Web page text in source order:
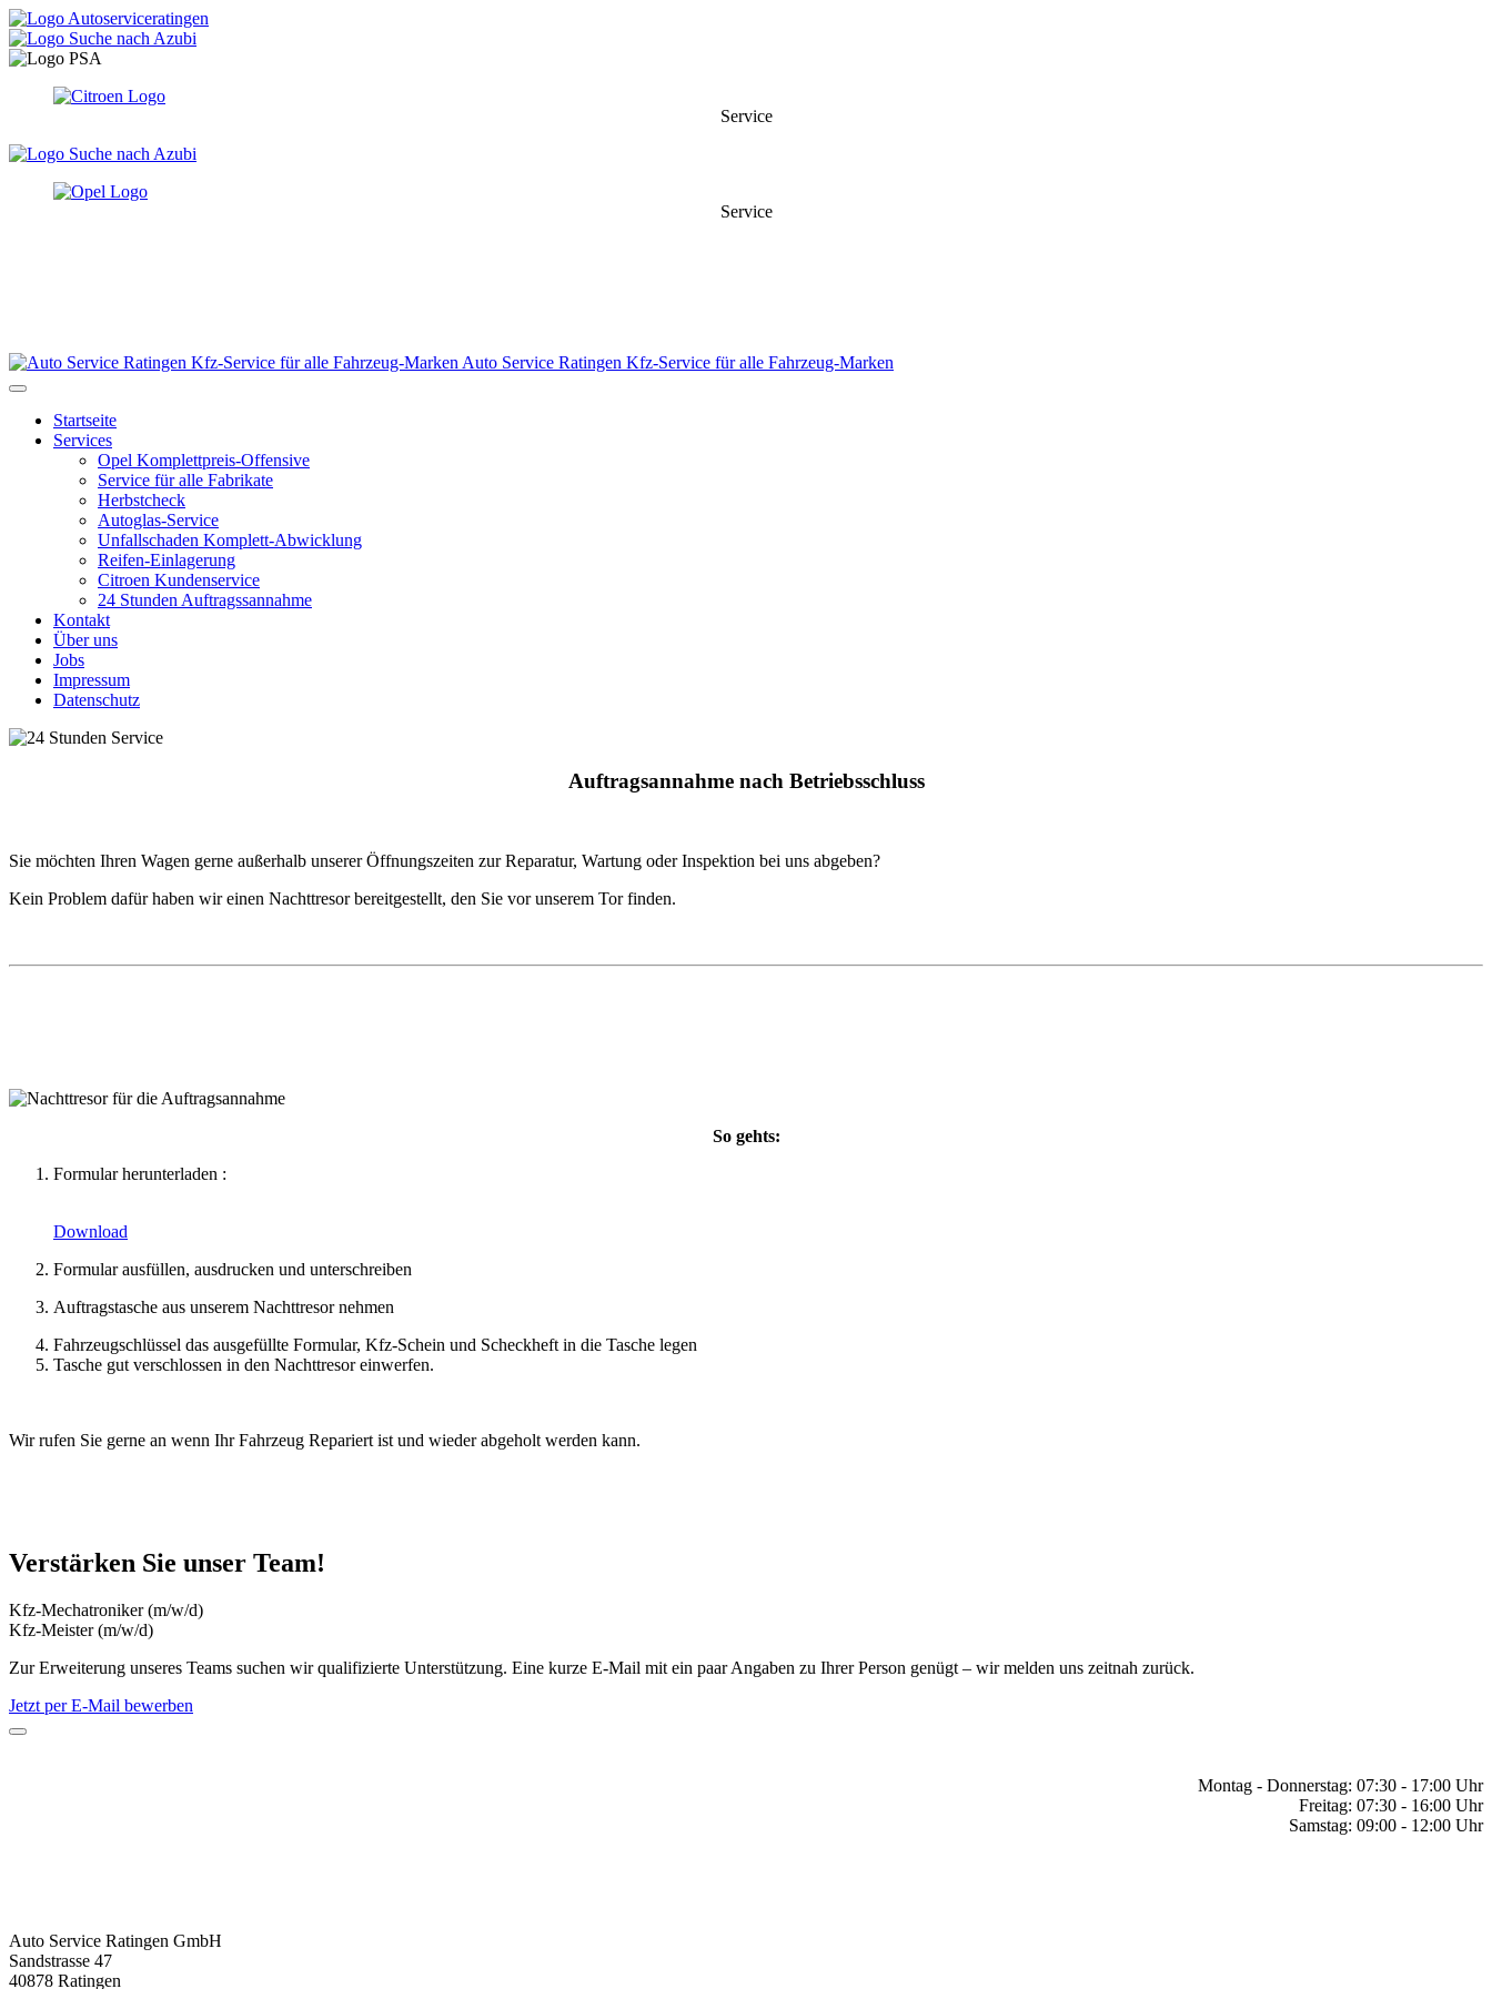
Service
Service
Auto Service Ratingen Kfz-Service für alle Fahrzeug-Marken
Startseite
Services
Opel Komplettpreis-Offensive
Service für alle Fabrikate
Herbstcheck
Autoglas-Service
Unfallschaden Komplett-Abwicklung
Reifen-Einlagerung
Citroen Kundenservice
24 Stunden Auftragssannahme
Kontakt
Über uns
Jobs
Impressum
Datenschutz
Auftragsannahme nach Betriebsschluss
Sie möchten Ihren Wagen gerne außerhalb unserer Öffnungszeiten zur Reparatur, Wartung oder Inspektion bei uns abgeben?
Kein Problem dafür haben wir einen Nachttresor bereitgestellt, den Sie vor unserem Tor finden.
So gehts:
Formular herunterladen :
Download
Formular ausfüllen, ausdrucken und unterschreiben
Auftragstasche aus unserem Nachttresor nehmen
Fahrzeugschlüssel das ausgefüllte Formular, Kfz-Schein und Scheckheft in die Tasche legen
Tasche gut verschlossen in den Nachttresor einwerfen.
Wir rufen Sie gerne an wenn Ihr Fahrzeug Repariert ist und wieder abgeholt werden kann.
Verstärken Sie unser Team!
Kfz-Mechatroniker (m/w/d)
Kfz-Meister (m/w/d)
Zur Erweiterung unseres Teams suchen wir qualifizierte Unterstützung. Eine kurze E-Mail mit ein paar Angaben zu Ihrer Person genügt – wir melden uns zeitnah zurück.
Jetzt per E-Mail bewerben
Montag - Donnerstag: 07:30 - 17:00 Uhr
Freitag: 07:30 - 16:00 Uhr
Samstag: 09:00 - 12:00 Uhr
Auto Service Ratingen GmbH
Sandstrasse 47
40878 Ratingen